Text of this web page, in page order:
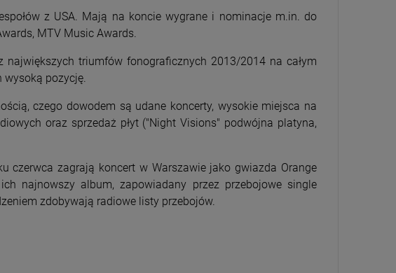
PRZECENA
z USA. Mają na koncie wygrane i nominacje m.in. do
MTV Music Awards.
największych triumfów fonograficznych 2013/2014 na całym
wysoką pozycję.
czego dowodem są udane koncerty, wysokie miejsca na
oraz sprzedaż płyt ("Night Visions" podwójna platyna,
czerwca zagrają koncert w Warszawie jako gwiazda Orange
najnowszy album, zapowiadany przez przebojowe single
zdobywają radiowe listy przebojów.